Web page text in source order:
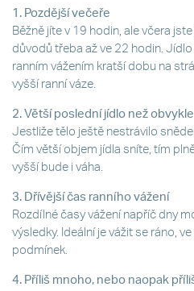
1. Pozdější večeře
Běžně jíte v 19 hodin, ale včera
důvodů třeba až ve 22 hodin.
ranním vážením kratší dobu na
vyšší ranní váze.
2. Větší poslední jídlo než obvykle
Jestliže tělo ještě nestrávilo
Čím větší objem jídla sníte, tím
vyšší bude i váha.
3. Dřívější čas ranního vážení
Rozdílné časy vážení napříč dny
výsledky. Ideální je vážit se ráno,
podmínek.
4. Příliš mnoho, nebo naopak